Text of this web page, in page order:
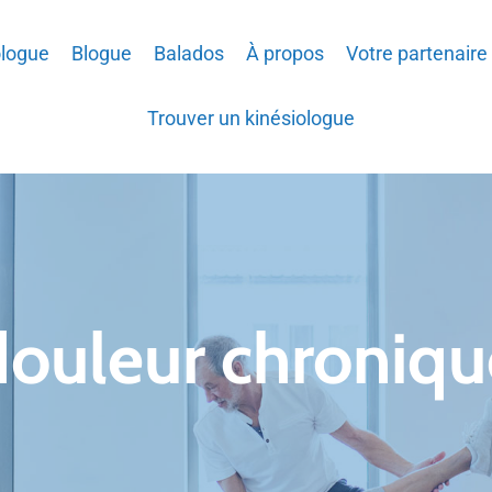
Blogue Balados À propos Votre partenaire
Trouver un kinésiologue